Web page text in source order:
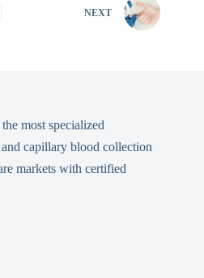
NEXT
most specialized
capillary blood collection
markets with certified